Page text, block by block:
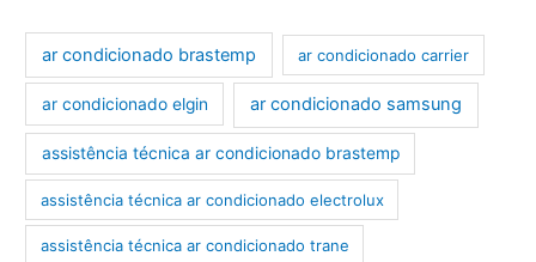
ar condicionado brastemp ar condicionado carrier
ar condicionado elgin ar condicionado samsung
assistência técnica ar condicionado brastemp
assistência técnica ar condicionado electrolux
assistência técnica ar condicionado trane